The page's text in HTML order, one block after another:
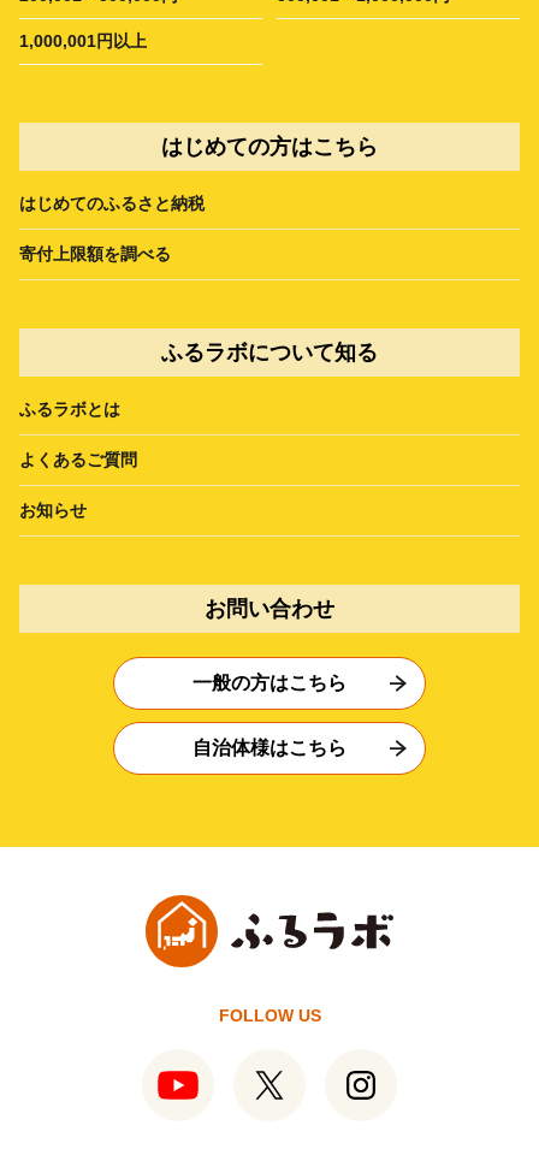
1,000,001円以上
はじめての方はこちら
はじめてのふるさと納税
寄付上限額を調べる
ふるラボについて知る
ふるラボとは
よくあるご質問
お知らせ
お問い合わせ
一般の方はこちら
自治体様はこちら
FOLLOW US